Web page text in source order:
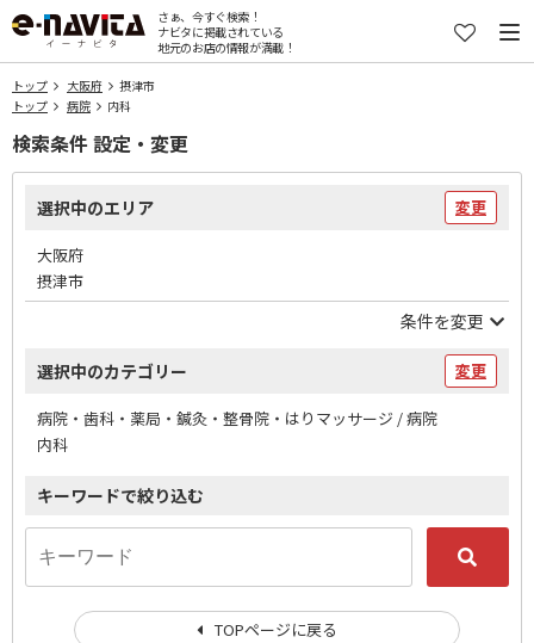
さぁ、今すぐ検索！
ナビタに掲載されている
地元のお店の情報が満載！
トップ 大阪府
摂津市
トップ
病院 内科
検索条件 設定・変更
選択中のエリア 変更
大阪府
摂津市
条件を変更
選択中のカテゴリー 変更
病院・歯科・薬局・鍼灸・整骨院・はりマッサージ / 病院
内科
キーワードで絞り込む
TOPページに戻る